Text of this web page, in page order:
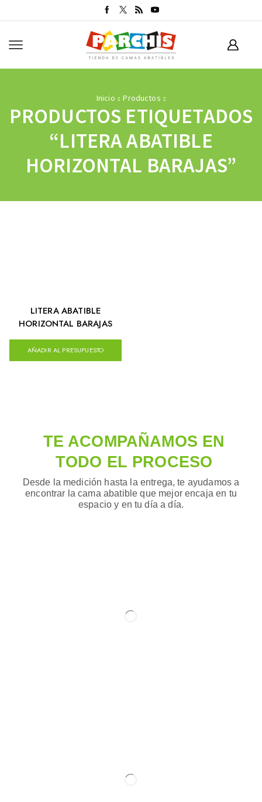
Inicio Productos
PRODUCTOS ETIQUETADOS
“LITERA ABATIBLE
HORIZONTAL BARAJAS”
LITERA ABATIBLE
HORIZONTAL BARAJAS
AÑADIR AL PRESUPUESTO
TE ACOMPAÑAMOS EN
TODO EL PROCESO
Desde la medición hasta la entrega, te ayudamos a
encontrar la cama abatible que mejor encaja en tu
espacio y en tu día a día.